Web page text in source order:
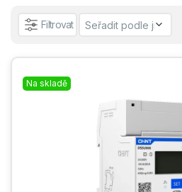
Filtrovat
Na skladě